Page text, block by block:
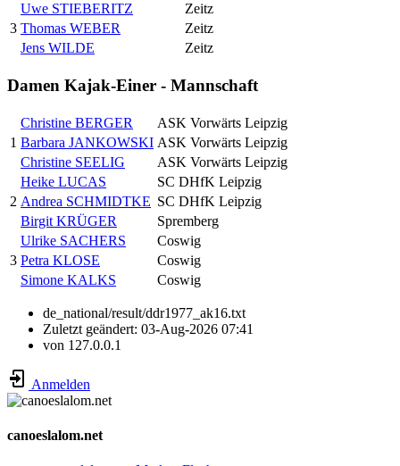
3
Uwe STIEBERITZ
Zeitz
Thomas WEBER
Zeitz
Jens WILDE
Zeitz
Damen Kajak-Einer - Mannschaft
1
Christine BERGER
ASK Vorwärts Leipzig
Barbara JANKOWSKI ASK Vorwärts Leipzig
Christine SEELIG
ASK Vorwärts Leipzig
2
Heike LUCAS
SC DHfK Leipzig
Andrea SCHMIDTKE SC DHfK Leipzig
Birgit KRÜGER
Spremberg
3
Ulrike SACHERS
Coswig
Petra KLOSE
Coswig
Simone KALKS
Coswig
de_national/result/ddr1977_ak16.txt
Zuletzt geändert: 03-Aug-2026 07:41
von 127.0.0.1
Anmelden
canoeslalom.net